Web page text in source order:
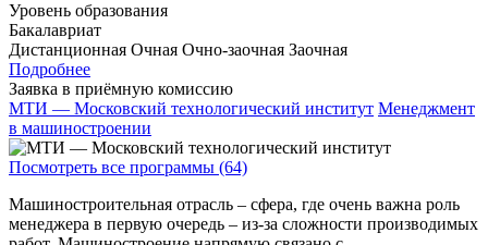
Уровень образования
Бакалавриат
Дистанционная Очная Очно-заочная Заочная
Подробнее
Заявка в приёмную комиссию
МТИ — Московский технологический институт Менеджмент
в машиностроении
Посмотреть все программы (64)
Машиностроительная отрасль – сфера, где очень важна роль
менеджера в первую очередь – из-за сложности производимых